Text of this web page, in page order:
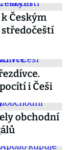
Českým
středočeští
i Češi
obchodní